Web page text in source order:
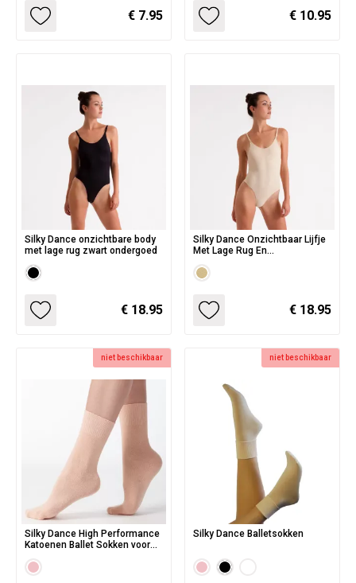
€ 7.95 € 10.95
Silky Dance onzichtbare body
met lage rug zwart ondergoed
€ 18.95
Silky Dance Onzichtbaar Lijfje
Met Lage Rug En
€ 18.95
niet beschikbaar
Silky Dance High Performance
Katoenen Ballet Sokken voor
niet beschikbaar
Silky Dance Balletsokken